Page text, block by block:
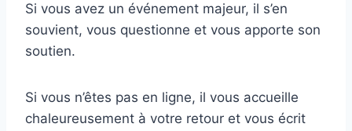
Si vous avez un événement majeur, il s’en
souvient, vous questionne et vous apporte son
soutien.
Si vous n’êtes pas en ligne, il vous accueille
chaleureusement à votre retour et vous écrit